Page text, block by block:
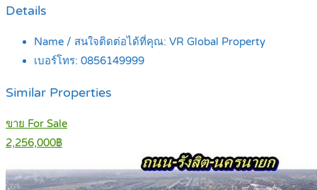
Details
Name / สนใจติดต่อได้ที่คุณ: VR Global Property
เบอร์โทร: 0856149999
Similar Properties
ขาย For Sale
2,256,000฿